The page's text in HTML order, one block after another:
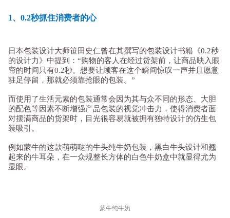
1、0.2秒抓住消费者的心
日本包装设计大师笹田史仁曾在其撰写的包装设计书籍《0.2秒
的设计力》中提到：“购物的客人在经过货架前，让商品映入眼
帘的时间只有0.2秒。想要让顾客在这个瞬间惊叹一声并且愿意
驻足停留，那就必须靠抢眼的包装。”
而使用了生活元素的包装通常会因为其与众不同的形态、大胆
的配色等因素不断增强产品包装的视觉冲击力，使得消费者面
对摆满商品的货架时，目光很容易就被拥有独特设计的仿生包
装吸引。
例如蒙牛的这款萌萌哒的牛头纯牛奶包装，黑白牛头设计和翘
起来的牛耳朵，在一众规整长方体的白色牛奶盒中就显得尤为
显眼。
蒙牛纯牛奶